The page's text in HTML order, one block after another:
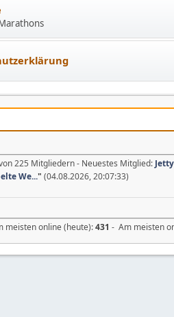
225 Mitgliedern - Neuestes Mitglied:
We..." (04.08.2026, 20:07:33)
meisten online (heute):431 - Am meisten